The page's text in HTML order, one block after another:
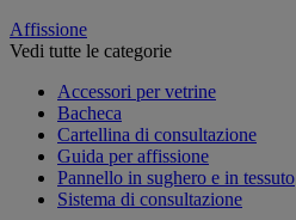
Affissione
Vedi tutte le categorie
Accessori per vetrine
Bacheca
Cartellina di consultazione
Guida per affissione
Pannello in sughero e in tessuto
Sistema di consultazione